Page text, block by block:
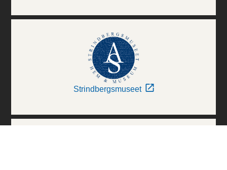
Strindbergsmuseet